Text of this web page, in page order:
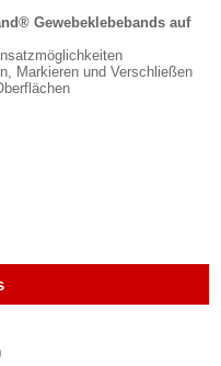
Gewebeklebebands auf
Markieren und Verschließen